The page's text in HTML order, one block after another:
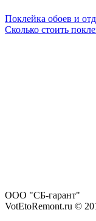
Поклейка обоев и
Сколько стоить
ООО "СБ-гарант"
VotEtoRemont.ru ©